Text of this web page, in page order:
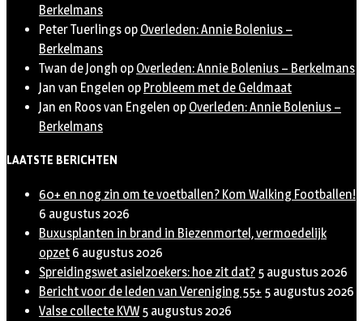
Berkelmans
Peter Tuerlings op Overleden: Annie Bolenius –
Berkelmans
Twan de Jongh op Overleden: Annie Bolenius – Berkelmans
Jan van Engelen op Probleem met de Geldmaat
Jan en Roos van Engelen op Overleden: Annie Bolenius –
Berkelmans
LAATSTE BERICHTEN
60+ en nog zin om te voetballen? Kom Walking Footballen!
6 augustus 2026
Buxusplanten in brand in Biezenmortel, vermoedelijk
opzet 6 augustus 2026
Spreidingswet asielzoekers: hoe zit dat? 5 augustus 2026
Bericht voor de leden van Vereniging 55+ 5 augustus 2026
Valse collecte KVW 5 augustus 2026